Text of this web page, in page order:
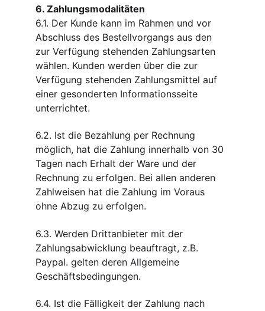
6. Zahlungsmodalitäten
6.1. Der Kunde kann im Rahmen und vor
Abschluss des Bestellvorgangs aus den
zur Verfügung stehenden Zahlungsarten
wählen. Kunden werden über die zur
Verfügung stehenden Zahlungsmittel auf
einer gesonderten Informationsseite
unterrichtet.
6.2. Ist die Bezahlung per Rechnung
möglich, hat die Zahlung innerhalb von 30
Tagen nach Erhalt der Ware und der
Rechnung zu erfolgen. Bei allen anderen
Zahlweisen hat die Zahlung im Voraus
ohne Abzug zu erfolgen.
6.3. Werden Drittanbieter mit der
Zahlungsabwicklung beauftragt, z.B.
Paypal. gelten deren Allgemeine
Geschäftsbedingungen.
6.4. Ist die Fälligkeit der Zahlung nach